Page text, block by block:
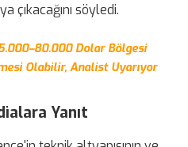
çıkacağını söyledi.
Dolar Bölgesi
Olabilir, Analist Uyarıyor
Yanıt